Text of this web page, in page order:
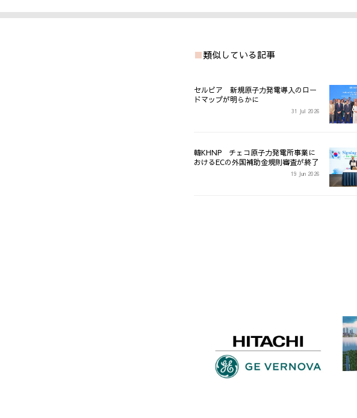
類似している記事
セルビア 新規原子力発電導入のロー
ドマップが明らかに
31 Jul 2026
韓KHNP チェコ原子力発電所事業に
おけるECの外国補助金規則審査が終了
19 Jun 2026